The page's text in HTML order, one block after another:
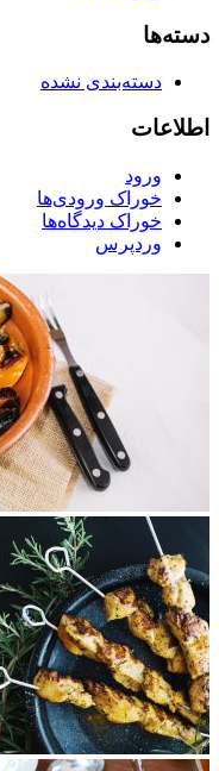
دسته‌ها
دسته‌بندی نشده
اطلاعات
ورود
خوراک ورودی‌ها
خوراک دیدگاه‌ها
وردپرس